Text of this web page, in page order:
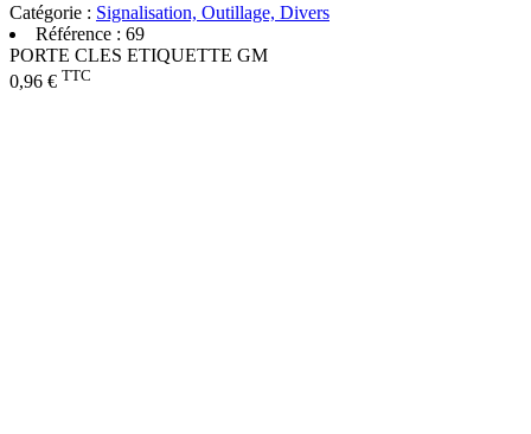
Catégorie : Signalisation, Outillage, Divers
Référence : 69
PORTE CLES ETIQUETTE GM
0,96 € TTC